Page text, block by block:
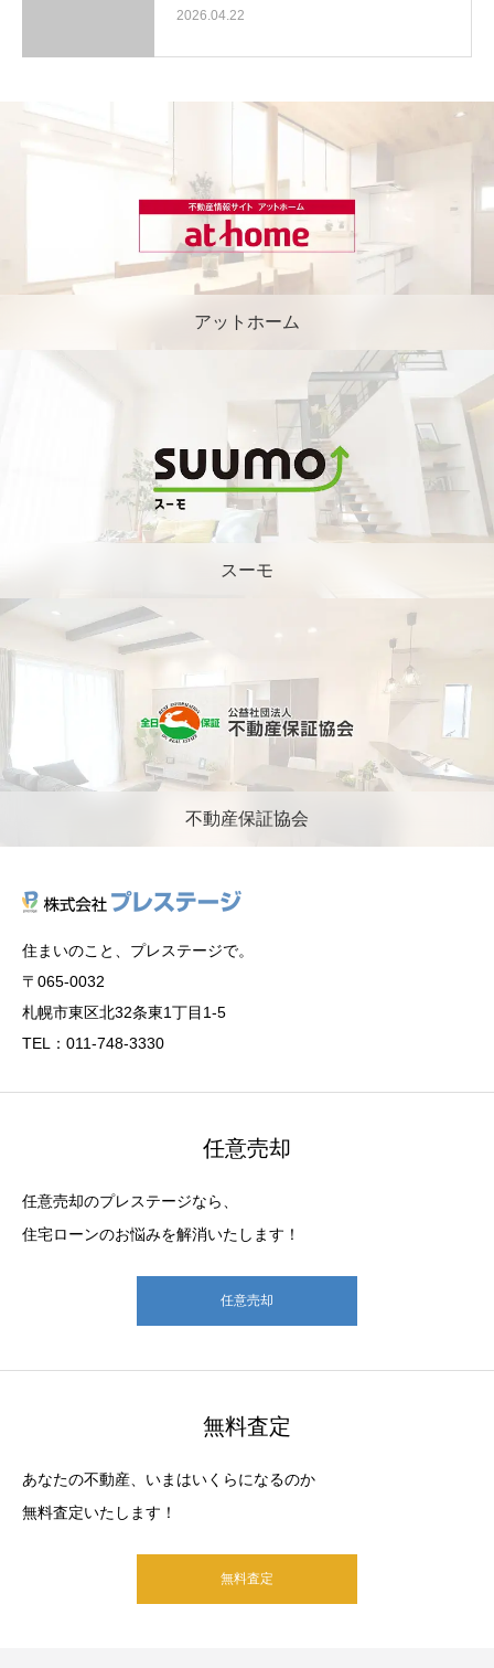
2026.04.22
アットホーム
スーモ
不動産保証協会
住まいのこと、プレステージで。
〒065-0032
札幌市東区北32条東1丁目1-5
TEL：011-748-3330
任意売却
任意売却のプレステージなら、
住宅ローンのお悩みを解消いたします！
任意売却
無料査定
あなたの不動産、いまはいくらになるのか
無料査定いたします！
無料査定